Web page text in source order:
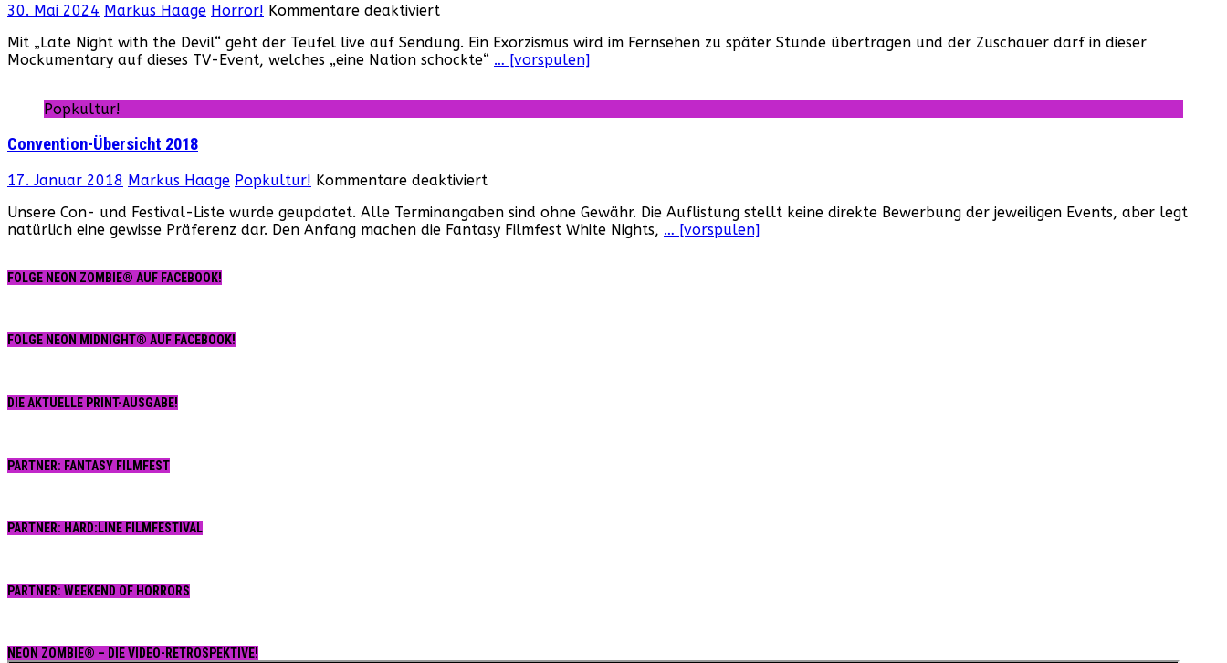
30. Mai 2024 Markus Haage Horror! Kommentare deaktiviert
Night
with
Mit „Late Night with the Devil“ geht der Teufel live auf Sendung. Ein Exorzismus wird im Fernsehen zu später Stunde übertragen und der Zuschauer darf in dieser
Mockumentary auf dieses TV-Event, welches „eine Nation schockte“ … [vorspulen]
Popkultur!
Convention-Übersicht 2018
17. Januar 2018 Markus Haage Popkultur! Kommentare deaktiviertfür
Übersicht
2018
Unsere Con- und Festival-Liste wurde geupdatet. Alle Terminangaben sind ohne Gewähr. Die Auflistung stellt keine direkte Bewerbung der jeweiligen Events, aber legt
natürlich eine gewisse Präferenz dar. Den Anfang machen die Fantasy Filmfest White Nights, … [vorspulen]
FOLGE NEON ZOMBIE® AUF FACEBOOK!
FOLGE NEON MIDNIGHT® AUF FACEBOOK!
DIE AKTUELLE PRINT-AUSGABE!
PARTNER: FANTASY FILMFEST
PARTNER: HARD:LINE FILMFESTIVAL
PARTNER: WEEKEND OF HORRORS
NEON ZOMBIE® – DIE VIDEO-RETROSPEKTIVE!